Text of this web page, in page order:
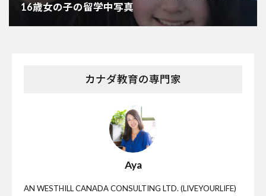
16歳女の子の留学中写真
カナダ教育の専門家
Aya
AN WESTHILL CANADA CONSULTING LTD. (LIVEYOURLIFE)